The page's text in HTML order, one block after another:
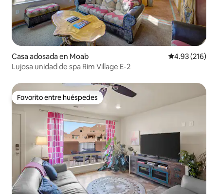
Casa adosada en Moab Calificación
4.93 (216)
Lujosa unidad de spa Rim Village E-2
Favorito entre huéspedes
Favorito entre huéspedes